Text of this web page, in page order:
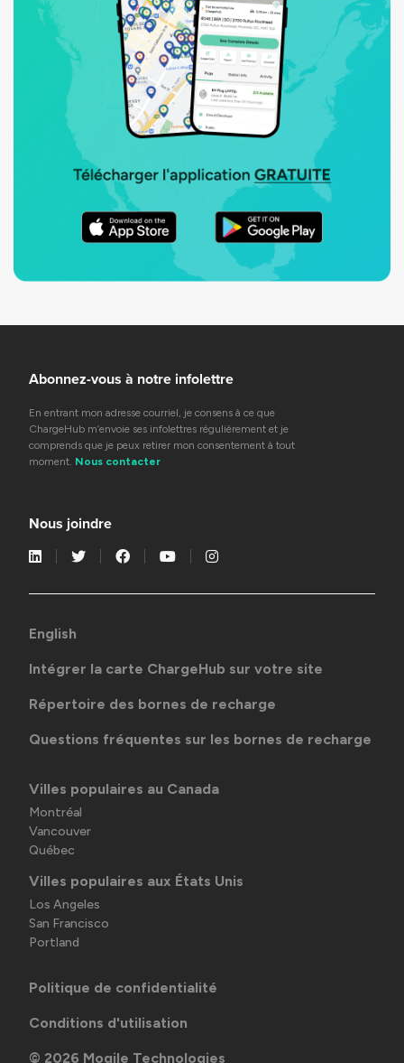
Abonnez-vous à notre infolettre
En entrant mon adresse courriel, je consens à ce que
ChargeHub m’envoie ses infolettres régulièrement et je
comprends que je peux retirer mon consentement à tout
moment. Nous contacter
Nous joindre
English
Intégrer la carte ChargeHub sur votre site
Répertoire des bornes de recharge
Questions fréquentes sur les bornes de recharge
Villes populaires au Canada
Montréal
Vancouver
Québec
Villes populaires aux États Unis
Los Angeles
San Francisco
Portland
Politique de confidentialité
Conditions d'utilisation
© 2026 Mogile Technologies